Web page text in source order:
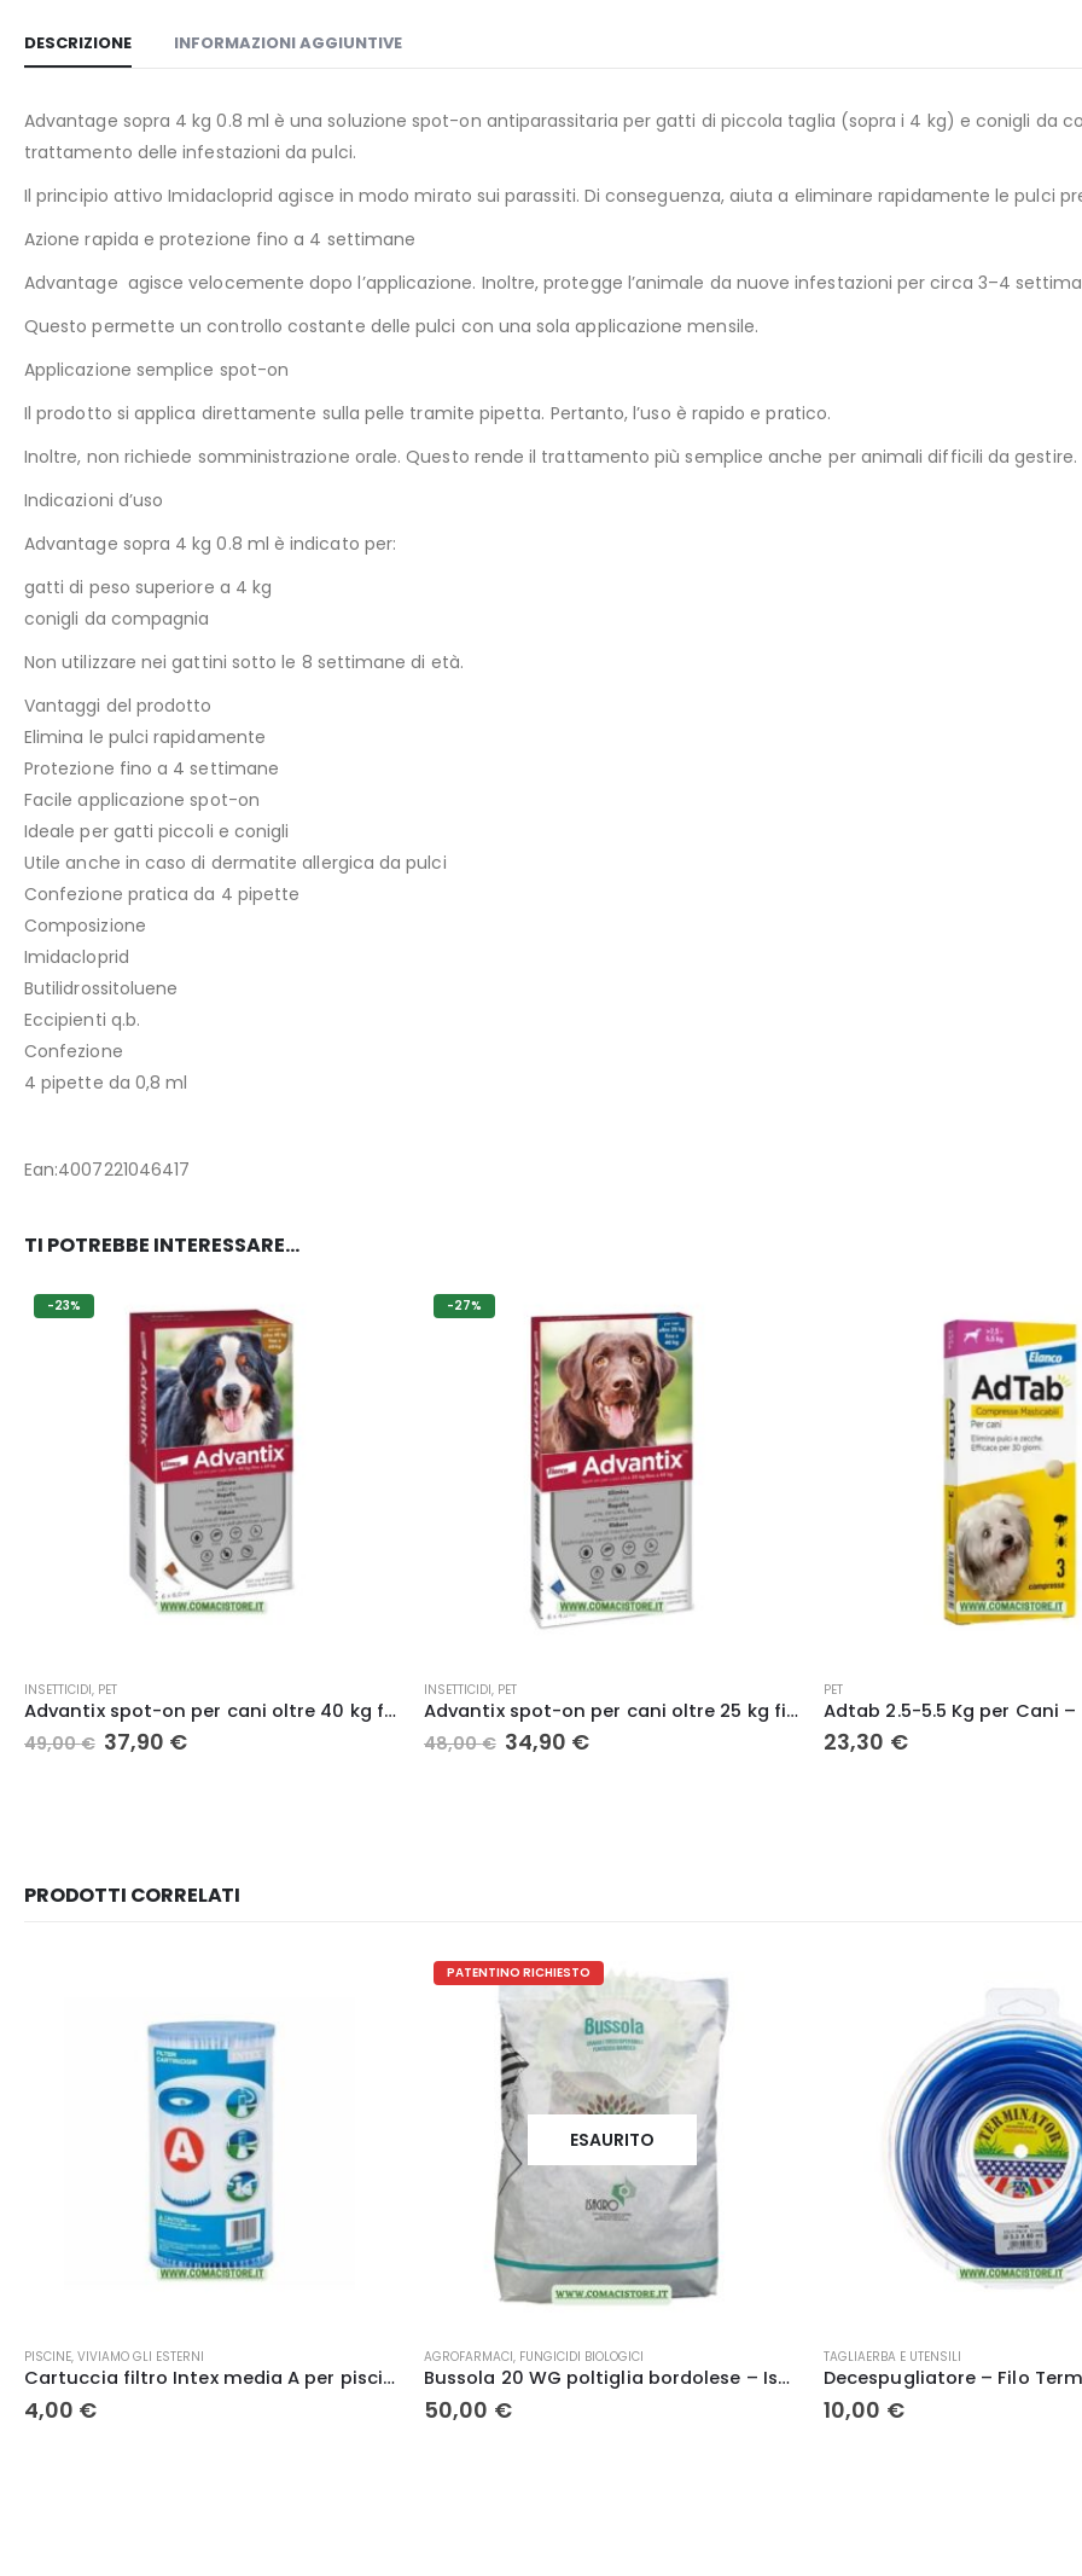
DESCRIZIONE INFORMAZIONI AGGIUNTIVE
Advantage sopra 4 kg 0.8 ml è una soluzione spot-on antiparassitaria per gatti di piccola taglia (sopra i 4 kg) e conigli da
trattamento delle infestazioni da pulci.
Il principio attivo Imidacloprid agisce in modo mirato sui parassiti. Di conseguenza, aiuta a eliminare rapidamente le pulci
Azione rapida e protezione fino a 4 settimane
Advantage agisce velocemente dopo l’applicazione. Inoltre, protegge l’animale da nuove infestazioni per circa 3–4
Questo permette un controllo costante delle pulci con una sola applicazione mensile.
Applicazione semplice spot-on
Il prodotto si applica direttamente sulla pelle tramite pipetta. Pertanto, l’uso è rapido e pratico.
Inoltre, non richiede somministrazione orale. Questo rende il trattamento più semplice anche per animali difficili da gestire.
Indicazioni d’uso
Advantage sopra 4 kg 0.8 ml è indicato per:
gatti di peso superiore a 4 kg
conigli da compagnia
Non utilizzare nei gattini sotto le 8 settimane di età.
Vantaggi del prodotto
Elimina le pulci rapidamente
Protezione fino a 4 settimane
Facile applicazione spot-on
Ideale per gatti piccoli e conigli
Utile anche in caso di dermatite allergica da pulci
Confezione pratica da 4 pipette
Composizione
Imidacloprid
Butilidrossitoluene
Eccipienti q.b.
Confezione
4 pipette da 0,8 ml
Ean:4007221046417
TI POTREBBE INTERESSARE…
-27%
INSETTICIDI, PET
Advantix spot-on per cani oltre 25 kg fino a 40 kg – 6 pipette Elanco
48,00€ Il
34,90€
PET
Adtab 2.5-5.5 Kg per Cani – Compressa Masticabile Antiparassitaria contro Pulci e Zecche
23,30€
PET
17,90 €
PRODOTTI CORRELATI
ESAURITO
AGROFARMACI,FUNGICIDI BIOLOGICI
Bussola 20 WG poltiglia bordolese – Isagro
50,00€
TAGLIAERBA E UTENSILI
Decespugliatore – Filo Terminator Tondo 3.3x50m
10,00€
TAGLIAERBA E UTENSILI
Pompa Irroratrice a
85,50€